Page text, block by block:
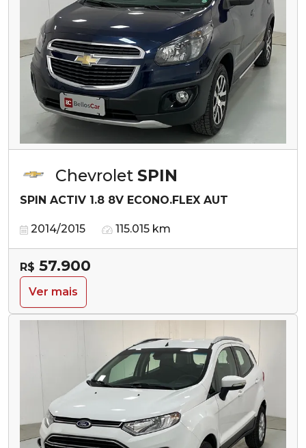
Chevrolet SPIN
SPIN ACTIV 1.8 8V ECONO.FLEX AUT
2014/2015 115.015 km
R$ 57.900
Ver mais